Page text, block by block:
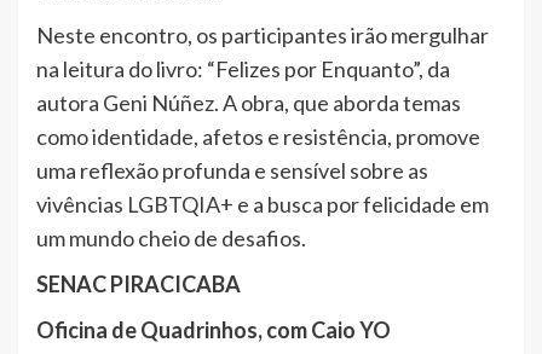
Neste encontro, os participantes irão mergulhar
na leitura do livro: “Felizes por Enquanto”, da
autora Geni Núñez. A obra, que aborda temas
como identidade, afetos e resistência, promove
uma reflexão profunda e sensível sobre as
vivências LGBTQIA+ e a busca por felicidade em
um mundo cheio de desafios.
SENAC PIRACICABA
Oficina de Quadrinhos, com Caio YO